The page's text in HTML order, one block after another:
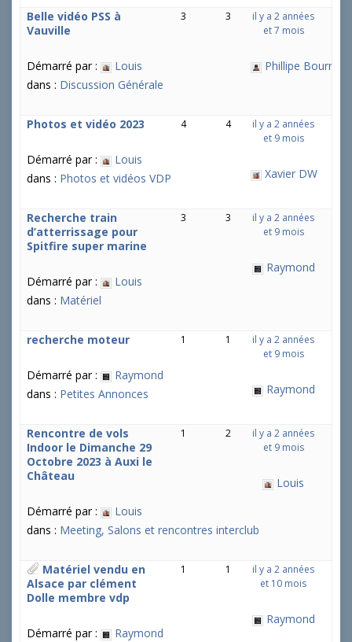
Belle vidéo PSS à
Vauville
Démarré par :
Louis
dans : Discussion Générale
3 3
il y a 2 années
et 7 mois
Phillipe Bourrier
Photos et vidéo 2023
Démarré par :
Louis
dans : Photos et vidéos VDP
4 4
il y a 2 années
et 9 mois
Xavier DW
Recherche train
d’atterrissage pour
Spitfire super marine
Démarré par :
Louis
dans : Matériel
3 3
il y a 2 années
et 9 mois
Raymond
recherche moteur
Démarré par :
Raymond
dans : Petites Annonces
1 1
il y a 2 années
et 9 mois
Raymond
Rencontre de vols
Indoor le Dimanche 29
Octobre 2023 à Auxi le
Château
Démarré par :
Louis
dans : Meeting, Salons et rencontres interclub
1 2
il y a 2 années
et 9 mois
Louis
Matériel vendu en
Alsace par clément
Dolle membre vdp
Démarré par :
Raymond
1 1
il y a 2 années
et 10 mois
Raymond